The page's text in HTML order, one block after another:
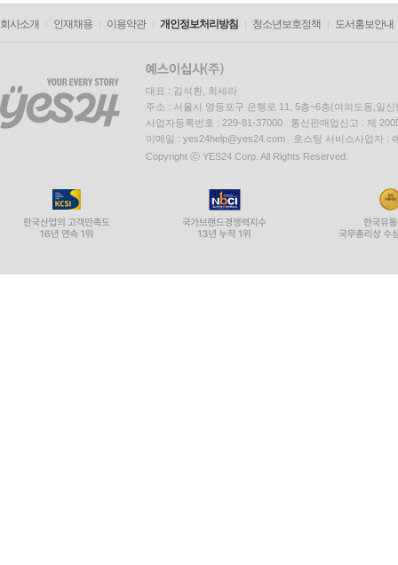
소개함으로써 거식증에 시달리는 이들에게 큰 힘
성공했다.
프리먼은 거식증의 정신적 과정을 이례적으로
열정적인 선언문이며 우리는 이를 중대하게 받아
―〈로스앤젤레스 리뷰 오브 북스〉
거식증에 관한 회고록은 언제나 많지만, 《먹지
거식증 당사자의 부모에게 필요한 조언도 살뜰히
―〈월스트리트 저널〉
회사소개 인재채용 이용약관 개인정보처리방침 청소년보호정책 도서홍보안내
대표 : 김석환, 최세라
주소 : 서울시 영등포구 은행로 11, 5층~6층(여의도동,일신
사업자등록번호 : 229-81-37000 통신판매업신고 : 제
이메일 : yes24help@yes24.com 호스팅 서비스사업자 :
Copyright ⓒ YES24 Corp. All Rights Reserved.